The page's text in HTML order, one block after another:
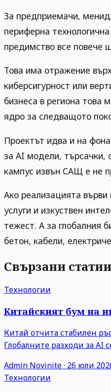
За предприемачи,
периферна
предимство все повече
Това има отражение
киберсигурност или
бизнеса в региона това
ядро за следващото
Проектът идва и на
за AI модели, търсачки,
кампус извън САЩ е не
Ако реализацията
услуги и изкуствен
тежест. А за глобалния
бетон, кабели,
Свързани статии
Технологии
Китайският бум на
Китай отчита стабилен
Глобалните разходи за AI
Admin Novinite· 26 юли
Технологии